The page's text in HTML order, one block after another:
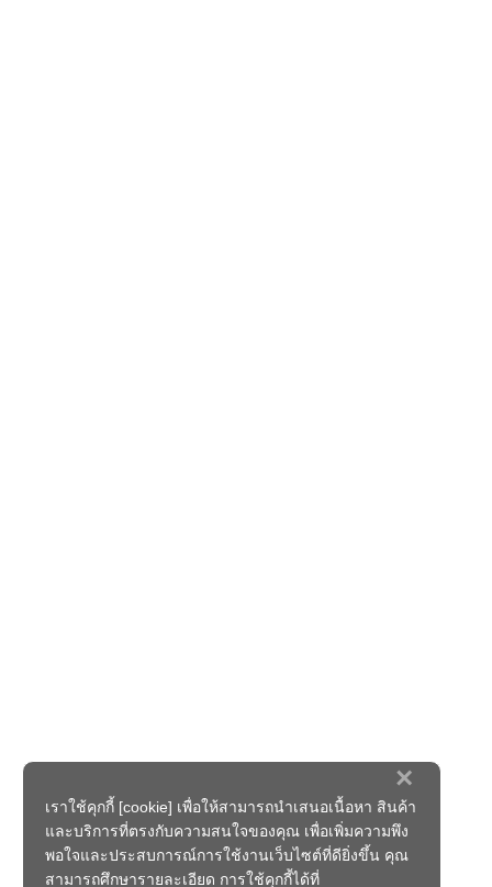
×
เราใช้คุกกี้ [cookie] เพื่อให้สามารถนำเสนอเนื้อหา สินค้า
และบริการที่ตรงกับความสนใจของคุณ เพื่อเพิ่มความพึง
พอใจและประสบการณ์การใช้งานเว็บไซต์ที่ดียิ่งขึ้น คุณ
สามารถศึกษารายละเอียด การใช้คุกกี้ได้ที่